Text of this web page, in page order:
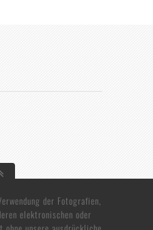
der Fotografien,
elektronischen oder